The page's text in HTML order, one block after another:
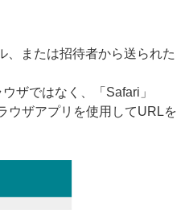
または招待者から送られた
ザではなく、「Safari」
ウザアプリを使用してURLを